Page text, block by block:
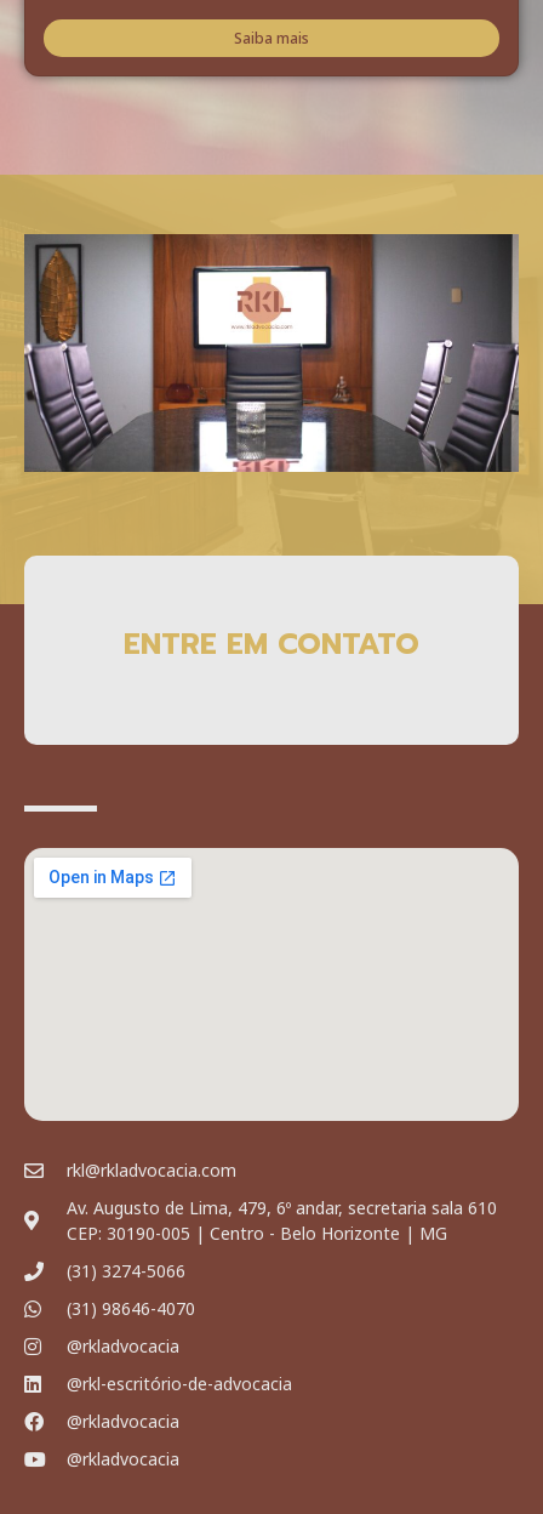
Saiba mais
ENTRE EM CONTATO
rkl@rkladvocacia.com
Av. Augusto de Lima, 479, 6º andar, secretaria sala 610
CEP: 30190-005 | Centro - Belo Horizonte | MG
(31) 3274-5066
(31) 98646-4070
@rkladvocacia
@rkl-escritório-de-advocacia
@rkladvocacia
@rkladvocacia